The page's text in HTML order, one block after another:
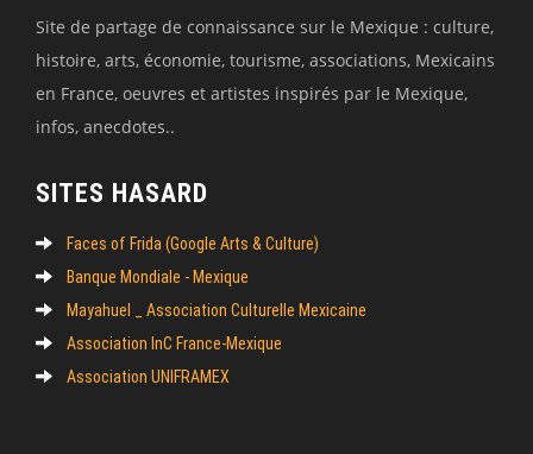
Site de partage de connaissance sur le Mexique : culture,
histoire, arts, économie, tourisme, associations, Mexicains
en France, oeuvres et artistes inspirés par le Mexique,
infos, anecdotes..
SITES HASARD
Faces of Frida (Google Arts & Culture)
Banque Mondiale - Mexique
Mayahuel _ Association Culturelle Mexicaine
Association InC France-Mexique
Association UNIFRAMEX